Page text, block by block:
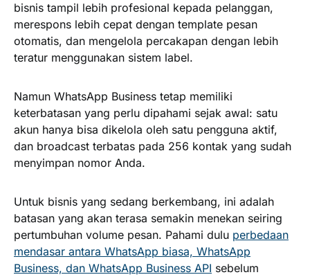
bisnis tampil lebih profesional kepada pelanggan,
merespons lebih cepat dengan template pesan
otomatis, dan mengelola percakapan dengan lebih
teratur menggunakan sistem label.
Namun WhatsApp Business tetap memiliki
keterbatasan yang perlu dipahami sejak awal: satu
akun hanya bisa dikelola oleh satu pengguna aktif,
dan broadcast terbatas pada 256 kontak yang sudah
menyimpan nomor Anda.
Untuk bisnis yang sedang berkembang, ini adalah
batasan yang akan terasa semakin menekan seiring
pertumbuhan volume pesan. Pahami dulu perbedaan
mendasar antara WhatsApp biasa, WhatsApp
Business, dan WhatsApp Business API sebelum